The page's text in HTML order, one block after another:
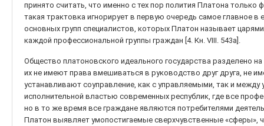
принято считать, что именно с тех пор полития Платона только
такая трактовка игнорирует в первую очередь самое главное
основных групп специалистов, которых Платон называет
каждой профессиональной группы граждан [4. Кн. VIII. 543a].
Общество платоновского идеального государства разделено
их не имеют права вмешиваться в руководство друг друга, не
устанавливают соуправление, как с управляемыми, так и
исполнительной властью современных республик, где все
но в то же время все граждане являются потребителями
Платон выявляет умопостигаемые сверхчувственные «сферы»,